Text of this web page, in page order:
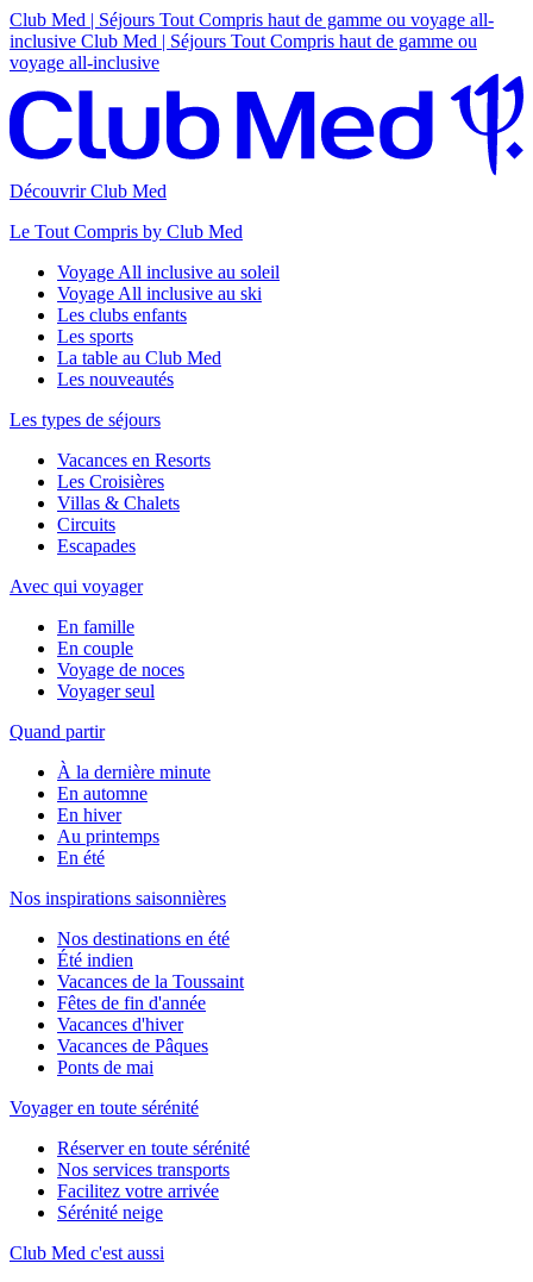
Club Med | Séjours Tout Compris haut de gamme ou voyage all-
inclusive Club Med | Séjours Tout Compris haut de gamme ou
voyage all-inclusive
Découvrir Club Med
Le Tout Compris by Club Med
Voyage All inclusive au soleil
Voyage All inclusive au ski
Les clubs enfants
Les sports
La table au Club Med
Les nouveautés
Les types de séjours
Vacances en Resorts
Les Croisières
Villas & Chalets
Circuits
Escapades
Avec qui voyager
En famille
En couple
Voyage de noces
Voyager seul
Quand partir
À la dernière minute
En automne
En hiver
Au printemps
En été
Nos inspirations saisonnières
Nos destinations en été
Été indien
Vacances de la Toussaint
Fêtes de fin d'année
Vacances d'hiver
Vacances de Pâques
Ponts de mai
Voyager en toute sérénité
Réserver en toute sérénité
Nos services transports
Facilitez votre arrivée
Sérénité neige
Club Med c'est aussi